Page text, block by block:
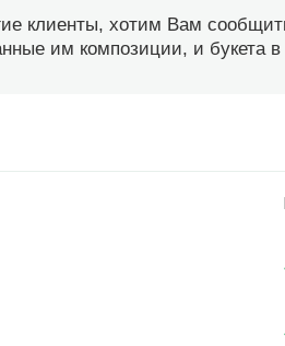
клиенты, хотим Вам
им композиции, и букета